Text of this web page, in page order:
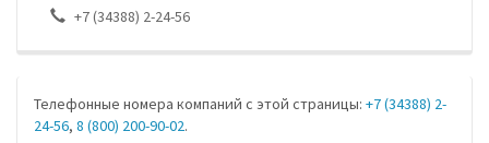
+7 (34388) 2-24-56
Телефонные номера компаний с этой страницы: +7 (34388) 2-
24-56, 8 (800) 200-90-02.